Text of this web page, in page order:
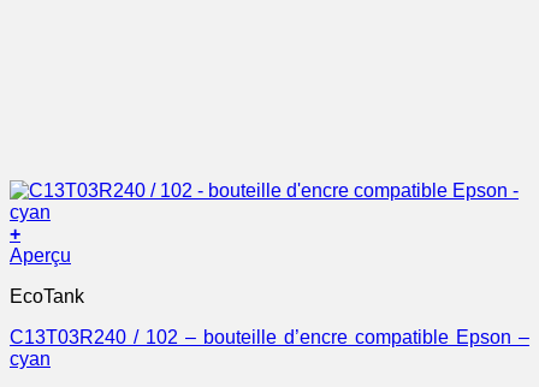
+
Aperçu
EcoTank
C13T03R240 / 102 – bouteille d’encre compatible Epson –
cyan